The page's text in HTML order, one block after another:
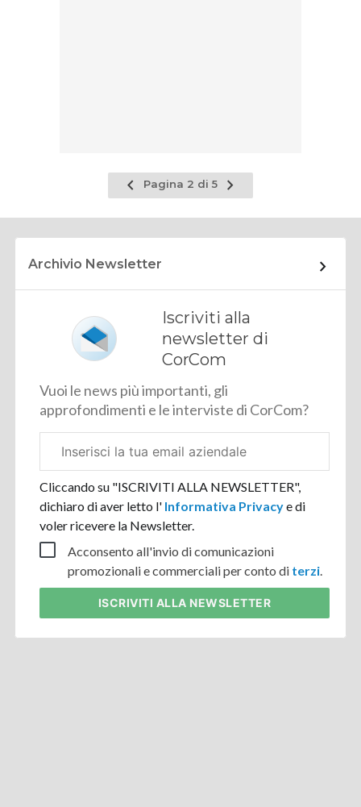
Pagina
precedente
Pagina 2 di 5
Pagina
successiva
Archivio Newsletter
Iscriviti alla
newsletter di
CorCom
Vuoi le news più importanti, gli
approfondimenti e le interviste di CorCom?
aziendale
Cliccando su "ISCRIVITI ALLA NEWSLETTER",
dichiaro di aver letto l' Informativa Privacye di
voler ricevere la Newsletter.
Acconsento all'invio di comunicazioni
promozionali e commerciali per conto di terzi.
ISCRIVITI ALLA NEWSLETTER